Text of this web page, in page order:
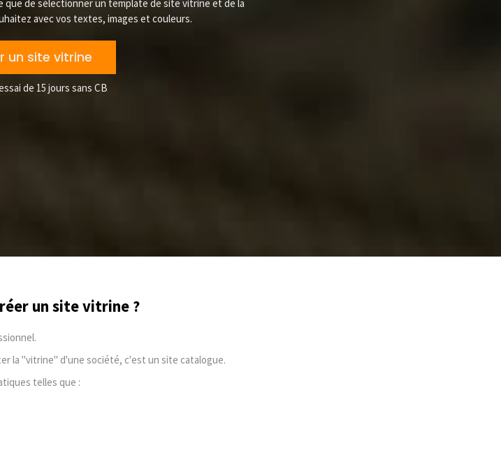
que de sélectionnerun template de site vitrine et de la
avec vos textes, images et couleurs.
un site vitrine
de 15 jours sans CB
un site vitrine ?
la "vitrine" d'une société, c'est un site catalogue.
telles que :